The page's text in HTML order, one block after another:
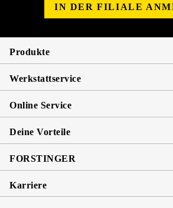
IN DER FILIALE
Produkte
Werkstattservice
Online Service
Deine Vorteile
FORSTINGER
Karriere